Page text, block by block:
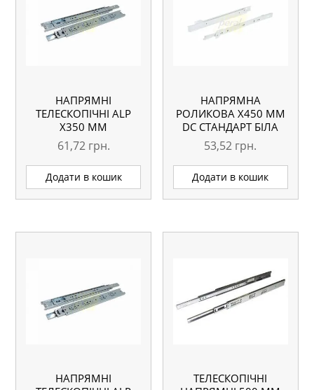
НАПРЯМНІ
ТЕЛЕСКОПІЧНІ АLP
Х350 ММ
61,72 грн.
Додати в кошик
НАПРЯМНА
РОЛИКОВА X450 ММ
DC СТАНДАРТ БІЛА
53,52 грн.
Додати в кошик
НАПРЯМНІ
ТЕЛЕСКОПІЧНІ